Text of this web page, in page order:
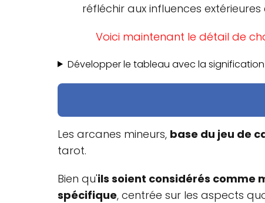
réfléchir aux influences
Voici maintenant le détail de
Développer le tableau avec la
Les arcanes mineurs, base du jeu de
tarot.
Bien qu'ils soient considérés comme
spécifique, centrée sur les aspects